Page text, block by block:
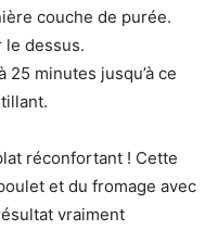
couche de purée.
le dessus.
minutes jusqu’à ce
réconfortant ! Cette
et du fromage avec
vraiment